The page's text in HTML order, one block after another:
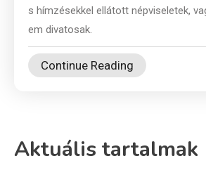
s hímzésekkel ellátott népviseletek,
em divatosak.
Continue Reading
Aktuális tartalmak